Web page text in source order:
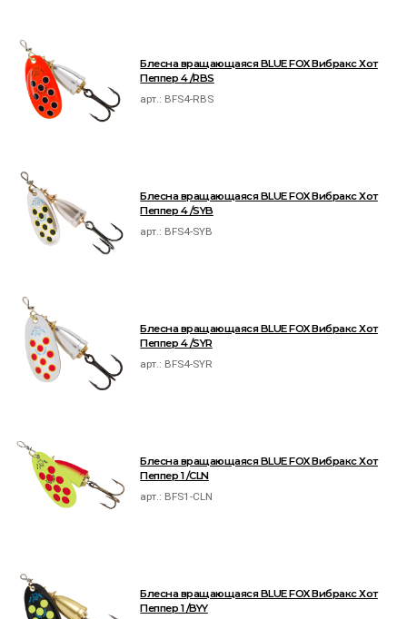
Блесна вращающаяся BLUE FOX Вибракс Хот
Пеппер 4 /RBS
арт.: BFS4-RBS
Блесна вращающаяся BLUE FOX Вибракс Хот
Пеппер 4 /SYB
арт.: BFS4-SYB
Блесна вращающаяся BLUE FOX Вибракс Хот
Пеппер 4 /SYR
арт.: BFS4-SYR
Блесна вращающаяся BLUE FOX Вибракс Хот
Пеппер 1 /CLN
арт.: BFS1-CLN
Блесна вращающаяся BLUE FOX Вибракс Хот
Пеппер 1 /BYY